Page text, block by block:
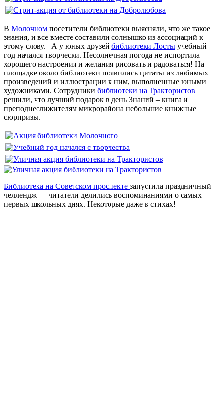
В Молочном посетители библиотеки выясняли, что же такое
знания, и все вместе составили солнышко из ассоциаций к
этому слову. А у юных друзей библиотеки Лосты учебный
год начался творчески. Несолнечная погода не испортила
хорошего настроения и желания рисовать и радоваться! На
площадке около библиотеки появились цитаты из любимых
произведений и иллюстрации к ним, выполненные юными
художниками. Сотрудники библиотеки на Трактористов
решили, что лучший подарок в день Знаний – книга и
преподнеслижителям микрорайона небольшие книжные
сюрпризы.
Библиотека на Советском проспекте запустила праздничный
челлендж — читатели делились воспоминаниями о самых
первых школьных днях. Некоторые даже в стихах!